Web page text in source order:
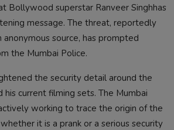
Bollywood superstar Ranveer Singhhas
message. The threat, reportedly
source, has prompted
the Mumbai Police.
the security detail around the
his current filming sets. The Mumbai
working to trace the origin of the
it is a prank or a serious security